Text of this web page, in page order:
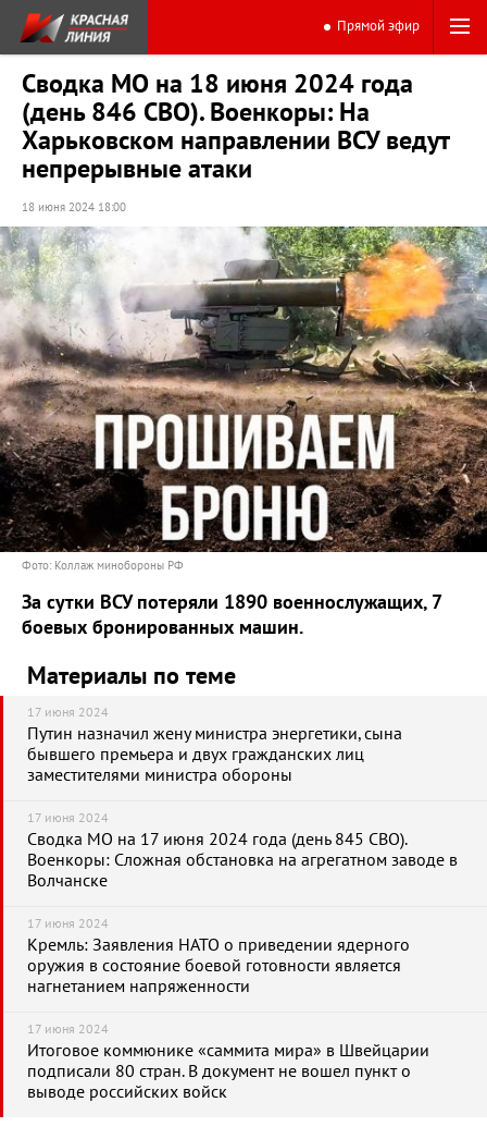
Прямой эфир
Сводка МО на 18 июня 2024 года
(день 846 СВО). Военкоры: На
Харьковском направлении ВСУ ведут
непрерывные атаки
18 июня 2024 18:00
Фото: Коллаж минобороны РФ
За сутки ВСУ потеряли 1890 военнослужащих, 7
боевых бронированных машин.
Материалы по теме
17 июня 2024
Путин назначил жену министра энергетики, сына
бывшего премьера и двух гражданских лиц
заместителями министра обороны
17 июня 2024
Сводка МО на 17 июня 2024 года (день 845 СВО).
Военкоры: Сложная обстановка на агрегатном заводе в
Волчанске
17 июня 2024
Кремль: Заявления НАТО о приведении ядерного
оружия в состояние боевой готовности является
нагнетанием напряженности
17 июня 2024
Итоговое коммюнике «саммита мира» в Швейцарии
подписали 80 стран. В документ не вошел пункт о
выводе российских войск